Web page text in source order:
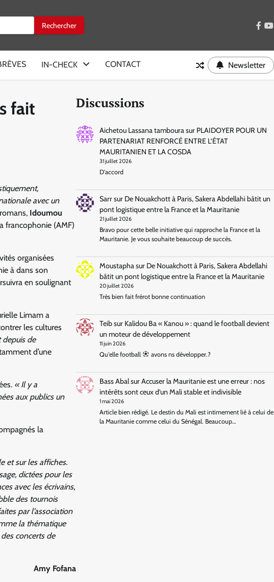
IN-CHECK CONTACT Newsletter
fait
avec un
Idoumou
francophonie (AMF)
organisées
à dans son
en soulignant
Limam a
les cultures
depuis de
d’une
« Il y a
aux publics un
la
et sur les affiches.
dictées pour les
avec les écrivains,
des tournois
par l’association
la thématique
des concerts de
Amy Fofana
Discussions
Aichetou Lassana tambourasur PLAIDOYER POUR UN
PARTENARIAT RENFORCÉ ENTRE L’ÉTAT
MAURITANIEN ET LA COSDA
31 juillet 2026
D'accord
Sarrsur De Nouakchott à Paris, Sakera Abdellahi bâtit un
pont logistique entre la France et la Mauritanie
21 juillet 2026
Bravo pour cette belle initiative qui rapproche la France et la
Mauritanie. Je vous souhaite beaucoup de succès.
Moustaphasur De Nouakchott à Paris, Sakera Abdellahi
bâtit un pont logistique entre la France et la Mauritanie
20 juillet 2026
Très bien fait frérot bonne continuation
Teibsur Kalidou Ba « Kanou » : quand le football devient
un moteur de développement
11 juin 2026
Qu'elle football avons ns développer.?
Bass AbalsurAccuser la Mauritanie est une erreur : nos
intérêts sont ceux d’un Mali stable et indivisible
1 mai 2026
Article bien rédigé. Le destin du Mali est intimement lié à celui de
la Mauritanie comme celui du Sénégal. Beaucoup…